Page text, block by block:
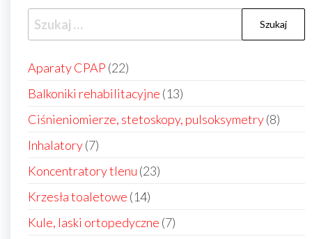
Szukaj:
Aparaty CPAP 2222
produkty
Balkoniki rehabilitacyjne 1313
produktów
Ciśnieniomierze, stetoskopy, pulsoksymetry 88
Inhalatory 77
produktów
Koncentratory tlenu 2323
Krzesła toaletowe 1414
produktów
Kule, laski ortopedyczne 77